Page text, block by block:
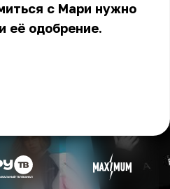
с Мари нужно
её одобрение.